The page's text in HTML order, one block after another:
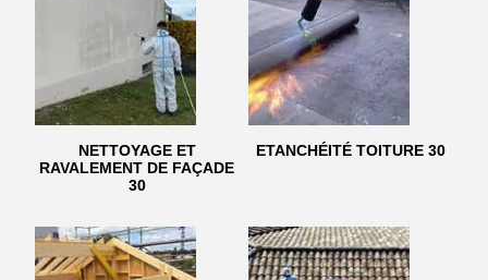
NETTOYAGE ET
RAVALEMENT DE FAÇADE
30
ETANCHÉITÉ TOITURE 30